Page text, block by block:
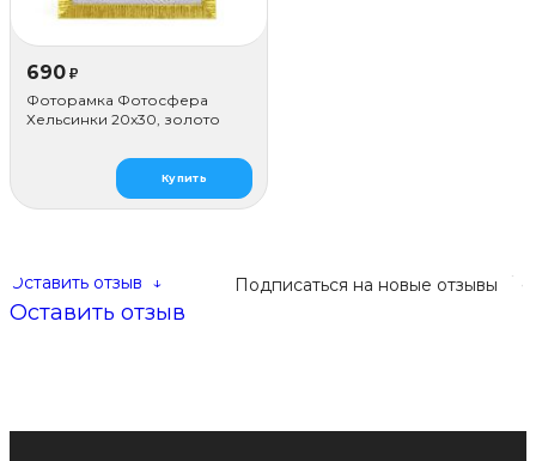
690 ₽
Фоторамка Фотосфера
Хельсинки 20x30, золото
Купить
Подписаться на новые отзывы
Оставить отзыв ↓
Оставить отзыв